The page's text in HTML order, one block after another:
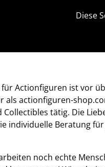
Diese
Actionfiguren ist vor
als actionfiguren-
tätig. Die
individuelle Beratung
noch echte